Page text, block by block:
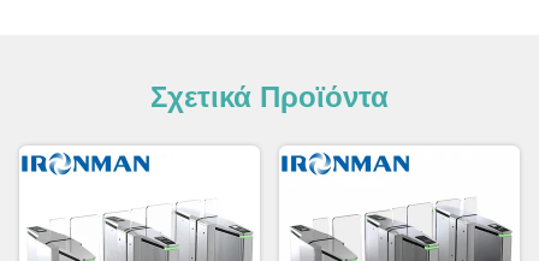
Σχετικά Προϊόντα